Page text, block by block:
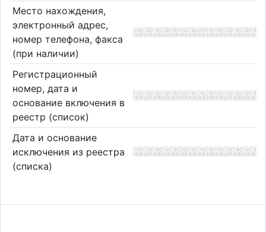
Место нахождения,
электронный адрес,
номер телефона, факса
(при наличии)
Регистрационный
номер, дата и
основание включения в
реестр (список)
Дата и основание
исключения из реестра
(списка)